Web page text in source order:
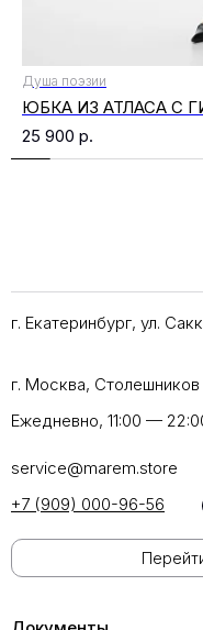
Душа поэзии
ЮБКА ИЗ АТЛАСА С
25 900 р.
+7 (909) 000-96-56
service@marem.store
Ежедневно, 11:00 —
г. Екатеринбург, ул.
г. Москва, Столешников